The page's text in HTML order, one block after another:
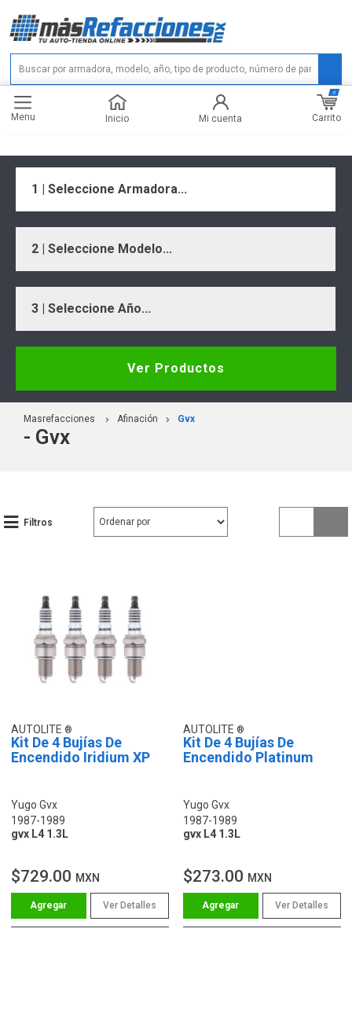
Menu Inicio Mi cuenta Carrito
0
1 | Seleccione Armadora...
2 | Seleccione Modelo...
3 | Seleccione Año...
Ver Productos
Masrefacciones Afinación Gvx
- Gvx
Filtros
AUTOLITE
Kit De 4 Bujías De
Encendido Iridium XP
Yugo Gvx
1987-1989
gvx L4 1.3L
$729.00 MXN
Ver Detalles
AUTOLITE
Kit De 4 Bujías De
Encendido Platinum
Yugo Gvx
1987-1989
gvx L4 1.3L
$273.00 MXN
Ver Detalles